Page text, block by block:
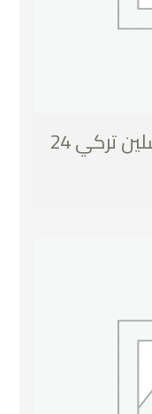
طقم عشاء كوتاهيا بورسلين تركي 24